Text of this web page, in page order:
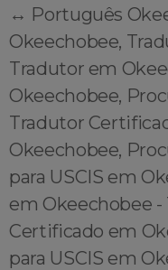
↔️ Português
Okeechobee,
Tradutor em
Okeechobee,
Tradutor
Okeechobee,
para USCIS em
em Okeechobee
Certificado em
para USCIS em